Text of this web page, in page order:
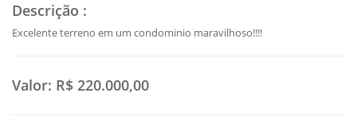
Descrição :
Excelente terreno em um condominio maravilhoso!!!!
Valor: R$ 220.000,00